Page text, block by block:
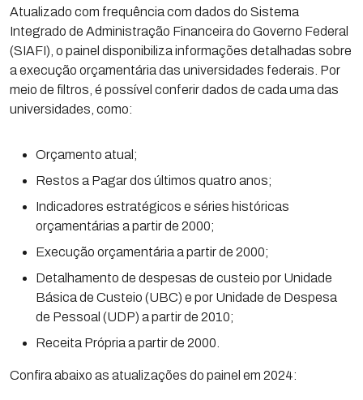
Atualizado com frequência com dados do Sistema
Integrado de Administração Financeira do Governo Federal
(SIAFI), o painel disponibiliza informações detalhadas sobre
a execução orçamentária das universidades federais. Por
meio de filtros, é possível conferir dados de cada uma das
universidades, como:
Orçamento atual;
Restos a Pagar dos últimos quatro anos;
Indicadores estratégicos e séries históricas
orçamentárias a partir de 2000;
Execução orçamentária a partir de 2000;
Detalhamento de despesas de custeio por Unidade
Básica de Custeio (UBC) e por Unidade de Despesa
de Pessoal (UDP) a partir de 2010;
Receita Própria a partir de 2000.
Confira abaixo as atualizações do painel em 2024: